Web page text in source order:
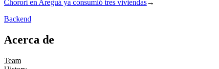
Chorori en Areguá ya consumió tres viviendas→
Backend
Acerca de
Team